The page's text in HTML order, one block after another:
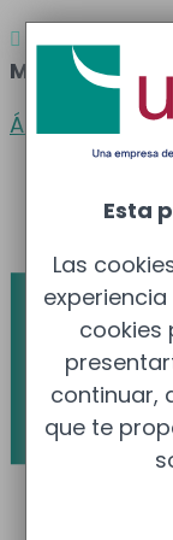
 Atención al
Madrid: 910
Área clientes
Esta
Las
cookies
continuar,
que te